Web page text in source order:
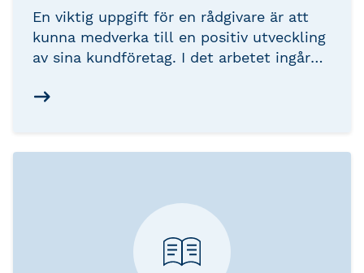
En viktig uppgift för en rådgivare är att
kunna medverka till en positiv utveckling
av sina kundföretag. I det arbetet ingår
utvecklingen samt att diskutera och